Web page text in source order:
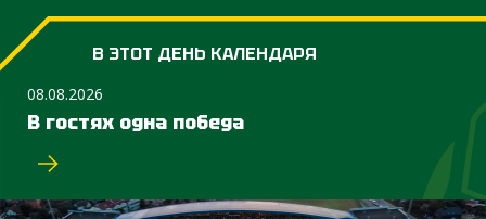
В ЭТОТ ДЕНЬ КАЛЕНДАРЯ
08.08.2026
В гостях одна победа